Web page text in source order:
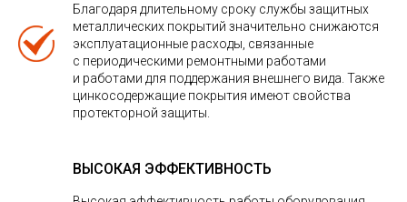
Благодаря длительному сроку службы защитных
металлических покрытий значительно снижаются
эксплуатационные расходы, связанные
с периодическими ремонтными работами
и работами для поддержания внешнего вида. Также
цинкосодержащие покрытия имеют свойства
протекторной защиты.
ВЫСОКАЯ ЭФФЕКТИВНОСТЬ